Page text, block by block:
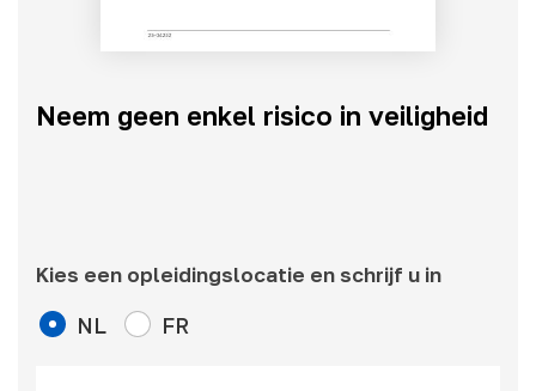
Neem geen enkel risico in veiligheid
Kies een opleidingslocatie en schrijf u in
NL FR